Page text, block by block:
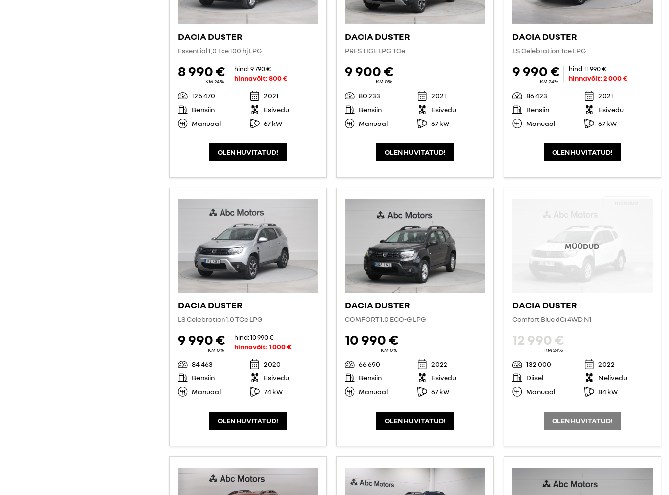
DACIA DUSTER
Essential 1,0 Tce 100 hj LPG
8 990 €
KM 24%
hind:9 790 €
hinnavõit:800 €
125 470
2021
Bensiin
Esivedu
Manuaal
67 kW
OLEN HUVITATUD!
DACIA DUSTER
PRESTIGE LPG TCe
9 900 €
KM 0%
80 233
2021
Bensiin
Esivedu
Manuaal
67 kW
OLEN HUVITATUD!
DACIA DUSTER
LS Celebration Tce LPG
9 990 €
KM 24%
hind:11 990 €
hinnavõit:2 000 €
86 423
2021
Bensiin
Esivedu
Manuaal
67 kW
OLEN HUVITATUD!
DACIA DUSTER
LS Celebration 1.0 TCe LPG
9 990 €
KM 0%
hind:10 990 €
hinnavõit:1 000 €
84 463
2020
Bensiin
Esivedu
Manuaal
74 kW
OLEN HUVITATUD!
DACIA DUSTER
COMFORT 1.0 ECO-G LPG
10 990 €
KM 0%
66 690
2022
Bensiin
Esivedu
Manuaal
67 kW
OLEN HUVITATUD!
MÜÜDUD
DACIA DUSTER
Comfort Blue dCi 4WD N1
12 990 €
KM 24%
132 000
2022
Diisel
Nelivedu
Manuaal
84 kW
OLEN HUVITATUD!